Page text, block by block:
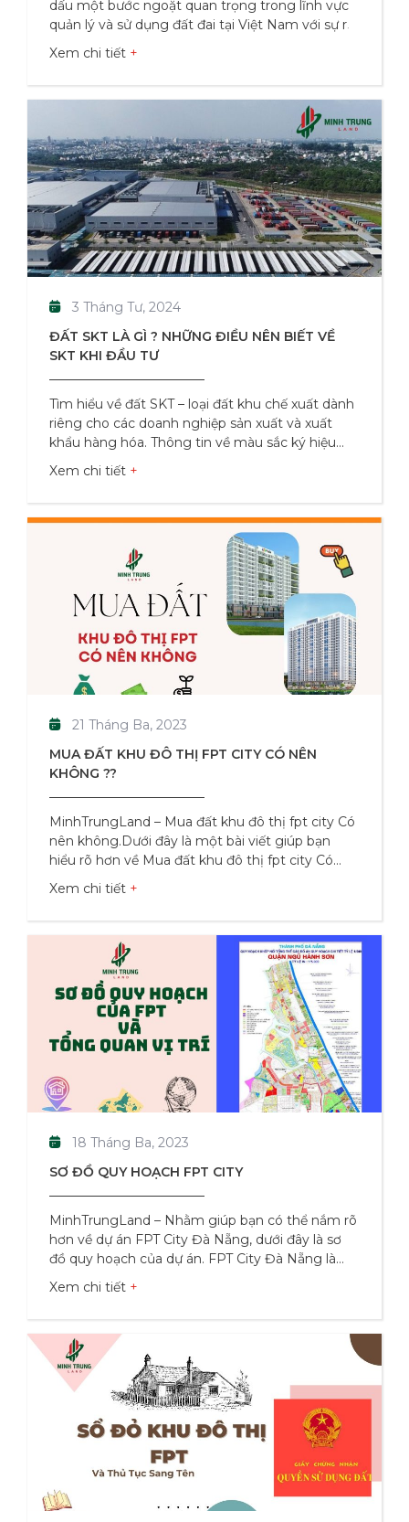
dấu một bước ngoặt quan trọng trong lĩnh vực
quản lý và sử dụng đất đai tại Việt Nam với sự ra
đời của nhiều sự thay đổi và đổi mới. Những
chính sách này mang đến những thay đổi tích
cực, tạo điều kiện phát triển kinh tế, xã hội, đồng
thời bảo vệ tài nguyên đất đai và phát triển bền
vững. Khuyến khích hoạt động lấn biển: Điểm
nổi bật đầu tiên là việc khuyến khích và quy định
rõ hơn về hoạt động lấn biển. Theo Điều 190
Xem chi tiết
ĐẤT SKT LÀ GÌ ? NHỮNG ĐIỀU NÊN BIẾT VỀ
SKT KHI ĐẦU TƯ
3 Tháng Tư, 2024
Tìm hiểu về đất SKT – loại đất khu chế xuất dành
riêng cho các doanh nghiệp sản xuất và xuất
khẩu hàng hóa. Thông tin về màu sắc ký hiệu
đất SKT, thời hạn sử dụng, quy định và trách
nhiệm Đất SKT Là Gì ? Đất SKT, viết tắt của “Khu
Chế Xuất Thương Mại” là một loại đất đặc biệt
dành cho việc xây dựng các khu công nghiệp
phục vụ sản xuất hàng hóa xuất khẩu hoặc cung
cấp dịch vụ liên quan đến hoạt động xuất nhập
khẩu. Đây là một loại đất phi nông
Xem chi tiết
MUA ĐẤT KHU ĐÔ THỊ FPT CITY CÓ NÊN
KHÔNG ??
21 Tháng Ba, 2023
MinhTrungLand – Mua đất khu đô thị fpt city Có
nên không.Dưới đây là một bài viết giúp bạn
hiểu rõ hơn về Mua đất khu đô thị fpt city Có
nên không Khu đô thị FPT City Đà Nẵng là một
khu đô thị hiện đại và đầy tiềm năng, nằm tại vị
trí đắc địa tại khu vực Nam Đà Nẵng, thuộc
phường Hòa Hải, quận Ngũ Hành Sơn, thành
phố Đà Nẵng. Khu đô thị này được phát triển bởi
Tập đoàn FPT – một trong những tập đoàn công
ngh hàng đầu tại Việt Nam. Với
Xem chi tiết
SƠ ĐỒ QUY HOẠCH FPT CITY
18 Tháng Ba, 2023
MinhTrungLand – Nhằm giúp bạn có thể nắm rõ
hơn về dự án FPT City Đà Nẵng, dưới đây là sơ
đồ quy hoạch của dự án. FPT City Đà Nẵng là
một khu đô thị thông minh do Tập đoàn FPT
đầu tư và quản lý. Khu đô thị này nằm tại phía
Nam của thành phố Đà Nẵng, giáp ranh với các
khu vực như An Hải Bắc, An Hải Tây và Phước
Mỹ. Với quy mô lên đến hơn 181ha, FPT City Đà
Nẵng được thiết kế với mục đích tạo ra một môi
trường sống đẳng
Xem chi tiết